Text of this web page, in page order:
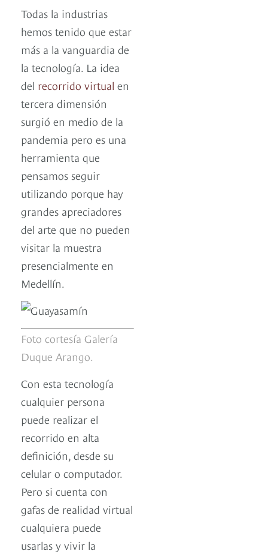
Todas la industrias
hemos tenido que estar
más a la vanguardia de
la tecnología. La idea
del recorrido virtual en
tercera dimensión
surgió en medio de la
pandemia pero es una
herramienta que
pensamos seguir
utilizando porque hay
grandes apreciadores
del arte que no pueden
visitar la muestra
presencialmente en
Medellín.
Foto cortesía Galería
Duque Arango.
Con esta tecnología
cualquier persona
puede realizar el
recorrido en alta
definición, desde su
celular o computador.
Pero si cuenta con
gafas de realidad virtual
cualquiera puede
usarlas y vivir la